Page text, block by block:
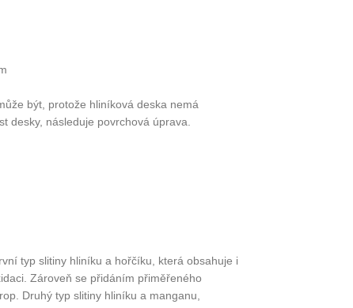
být, protože hliníková deska nemá
desky, následuje povrchová úprava.
typ slitiny hliníku a hořčíku, která obsahuje i
Zároveň se přidáním přiměřeného
Druhý typ slitiny hliníku a manganu,